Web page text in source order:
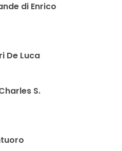
di Enrico
De Luca
S.